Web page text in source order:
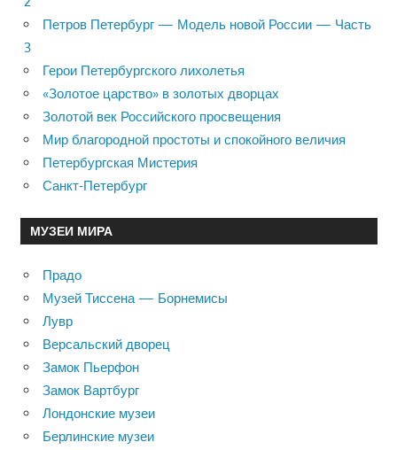
Петров Петербург — Модель новой России — Часть
3
Герои Петербургского лихолетья
«Золотое царство» в золотых дворцах
Золотой век Российского просвещения
Мир благородной простоты и спокойного величия
Петербургская Мистерия
Санкт-Петербург
МУЗЕИ МИРА
Прадо
Музей Тиссена — Борнемисы
Лувр
Версальский дворец
Замок Пьерфон
Замок Вартбург
Лондонские музеи
Берлинские музеи